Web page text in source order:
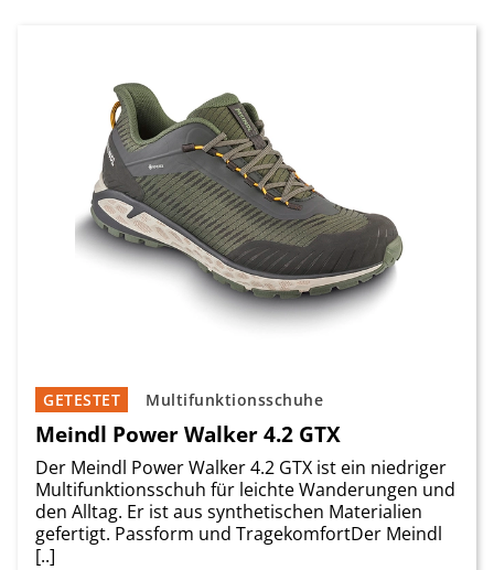
Multifunktionsschuhe
GETESTET
Meindl Power Walker 4.2 GTX
Der Meindl Power Walker 4.2 GTX ist ein niedriger
Multifunktionsschuh für leichte Wanderungen und
den Alltag. Er ist aus synthetischen Materialien
gefertigt. Passform und TragekomfortDer Meindl
[..]